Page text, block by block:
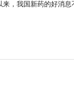
，我国新药的好消息